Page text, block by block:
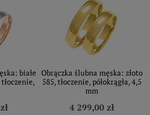
białe Obrączka ślubna męska: złoto
585, tłoczenie, półokrągła, 4,5
mm
4 299,00 zł